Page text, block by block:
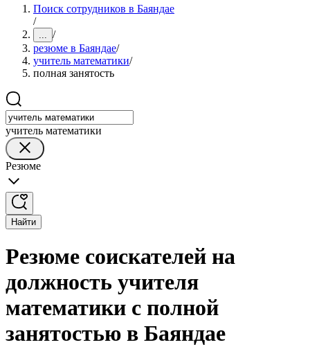
Поиск сотрудников в Баяндае
/
... /
резюме в Баяндае/
учитель математики/
полная занятость
учитель математики
Резюме
Найти
Резюме соискателей на
должность учителя
математики с полной
занятостью в Баяндае